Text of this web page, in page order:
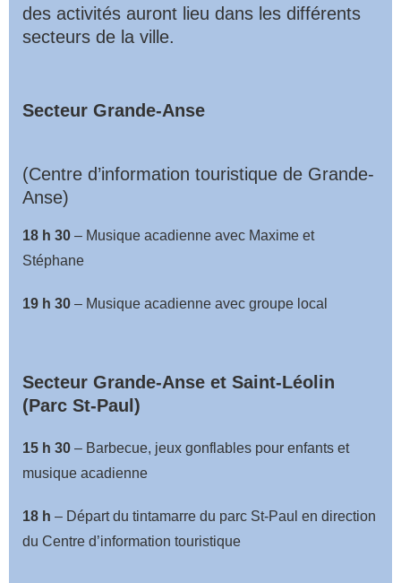
des activités auront lieu dans les différents
secteurs de la ville.
Secteur Grande-Anse
(Centre d’information touristique de Grande-
Anse)
18 h 30 – Musique acadienne avec Maxime et
Stéphane
19 h 30 – Musique acadienne avec groupe local
Secteur Grande-Anse et Saint-Léolin
(Parc St-Paul)
15 h 30 – Barbecue, jeux gonflables pour enfants et
musique acadienne
18 h – Départ du tintamarre du parc St-Paul en direction
du Centre d’information touristique